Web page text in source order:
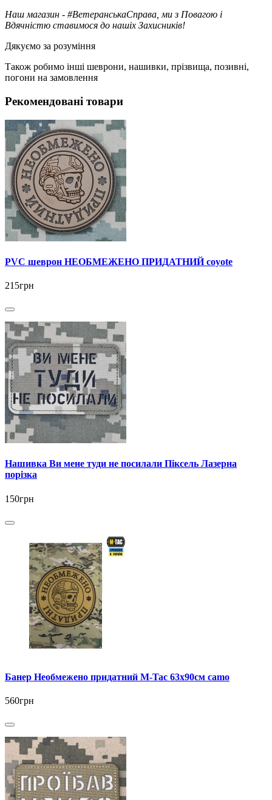
Наш магазин - #ВетеранськаСправа, ми з Повагою і
Вдячністю ставимося до нашіх Захисників!
Дякуємо за розуміння
Також робимо інші шеврони, нашивки, прізвища, позивні,
погони на замовлення
Рекомендовані товари
PVC шеврон НЕОБМЕЖЕНО ПРИДАТНИЙ coyote
215грн
Нашивка Ви мене туди не посилали Піксель Лазерна
порізка
150грн
Банер Необмежено придатний M-Tac 63x90см camo
560грн